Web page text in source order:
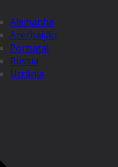
Alemanha
Azerbaijão
Portugal
Rússia
Ucrânia